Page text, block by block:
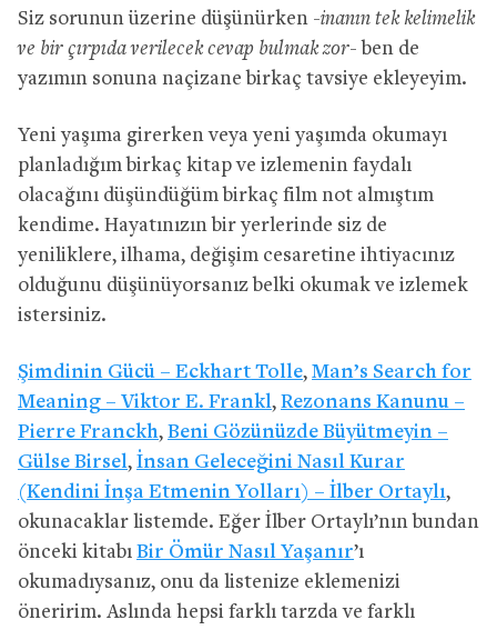
Siz sorunun üzerine düşünürken -inanın tek kelimelik
ve bir çırpıda verilecek cevap bulmak zor- ben de
yazımın sonuna naçizane birkaç tavsiye ekleyeyim.
Yeni yaşıma girerken veya yeni yaşımda okumayı
planladığım birkaç kitap ve izlemenin faydalı
olacağını düşündüğüm birkaç film not almıştım
kendime. Hayatınızın bir yerlerinde siz de
yeniliklere, ilhama, değişim cesaretine ihtiyacınız
olduğunu düşünüyorsanız belki okumak ve izlemek
istersiniz.
Şimdinin Gücü – Eckhart Tolle, Man’s Search for
Meaning – Viktor E. Frankl, Rezonans Kanunu –
Pierre Franckh, Beni Gözünüzde Büyütmeyin –
Gülse Birsel, İnsan Geleceğini Nasıl Kurar
(Kendini İnşa Etmenin Yolları) – İlber Ortaylı,
okunacaklar listemde. Eğer İlber Ortaylı’nın bundan
önceki kitabı Bir Ömür Nasıl Yaşanır’ı
okumadıysanız, onu da listenize eklemenizi
öneririm. Aslında hepsi farklı tarzda ve farklı